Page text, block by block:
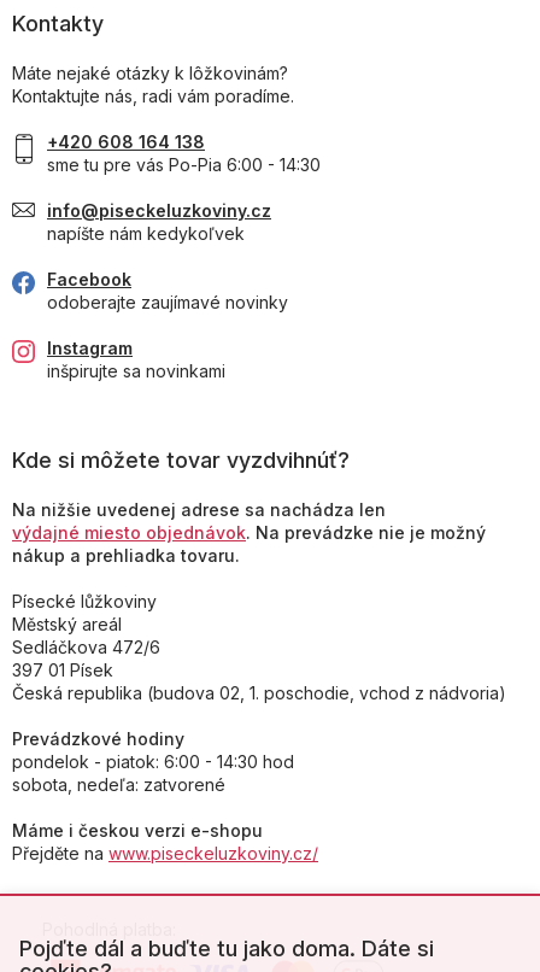
Pojďte dál a buďte tu jako doma. Dáte si
Kontakty
Máte nejaké otázky k lôžkovinám?
Kontaktujte nás, radi vám poradíme.
+420 608 164 138
sme tu pre vás Po-Pia 6:00 - 14:30
info@piseckeluzkoviny.cz
napíšte nám kedykoľvek
Facebook
odoberajte zaujímavé novinky
Instagram
inšpirujte sa novinkami
Kde si môžete tovar vyzdvihnúť?
Na nižšie uvedenej adrese sa nachádza len
výdajné miesto objednávok. Na prevádzke nie je možný
nákup a prehliadka tovaru.
Písecké lůžkoviny
Městský areál
Sedláčkova 472/6
397 01 Písek
Česká republika (budova 02, 1. poschodie, vchod z nádvoria)
Prevádzkové hodiny
pondelok - piatok: 6:00 - 14:30 hod
sobota, nedeľa: zatvorené
Máme i českou verzi e-shopu
Přejděte na www.piseckeluzkoviny.cz/